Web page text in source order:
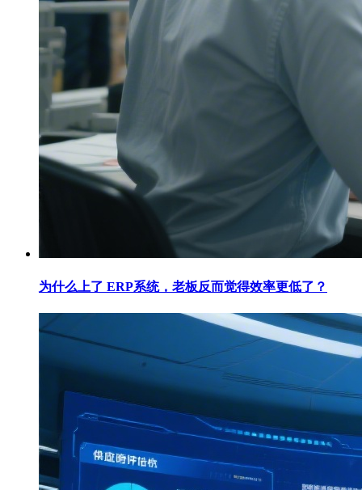
为什么上了 ERP系统，老板反而觉得效率更低了？